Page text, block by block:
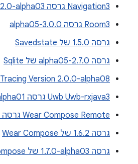
Navigation3 גרסה ‎1.2.0-alpha03
Room3 גרסה 3.0.0-alpha05
גרסה 1.5.0 של Savedstate
גרסה 2.7.0-alpha05 של Sqlite
Tracing Version 2.0.0-alpha08
Uwb Uwb-rxjava3 גרסה ‎1.1.0-alpha01
Wear Compose Remote גרסה 1.0.0-alpha04
גרסה 1.6.2 של Wear Compose
גרסה ‎1.7.0-alpha03 של Wear Compose